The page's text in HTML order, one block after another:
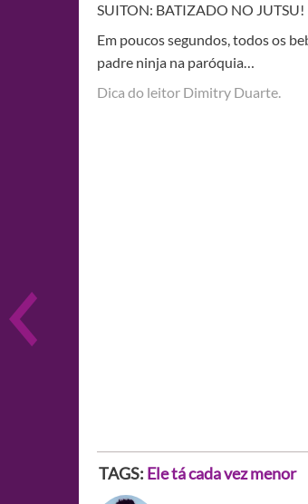
SUITON: BATIZADO NO JUTSU!
Em poucos segundos, todos os
padre ninja na paróquia…
Dica do leitor Dimitry Duarte.
TAGS: Ele tá cada vez menor